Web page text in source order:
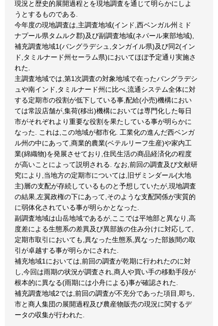
現況と歴史的展開過程とを現地調査を通じて明らかにしよ
うとするものである.
今年度の現地調査は,主調査地域(インド,西ベンガル州ミド
ナプール県タムルク郡)及び副調査地域(ネパール東部地域),
補充調査地域1(バングラデシュ,タンガイル県)及び同2(イン
ド,タミルナード州セーラム県)においてほぼ予定通り実施さ
れた.
主調査地域では,第1次調査の対象地域で在ったバングラデシ
ュや南インド,タミルナード州に比べ,流通システム全体に対
する定期市の役割が低下している事,配給(小売)機構におい
ては常設店舗が,集荷(移出)機構においては専門化した毎日
市がそれぞれより重要な役割を果たしている事が明らかに
なった. これは,この地域が都市化. 工業化の進んだ西ベンガ
ル州の中にあって,商業的農業(ベテルリーフ生産)や家内工
業(綿織物)を発展させており,住民生活の商品経済化の程度
が高いことによって説明される. なお,前回の調査及び文献研
究により,当地方の定期市については,旧ザミンダール(大地
主)層の支配が存続しているものと予想していたが,現地調査
の結果,左翼政権の下にあって,そのような支配関係が実質的
に弱体化されている事が明らかとなった.
副調査地域は山岳地域であるが,ここでは平地部と異なり,高
度差による生態系の差異及び異部族の住み分けに対応して,
定期市取引においても,異なった生態系,異なった部族間の取
引が卓越する事が明らかにされた.
補充地域1においては,前回の調査が乾期に行われたのに対
し,今回は雨期の状況が調査され,商人や買い手の移動手段が
根本的に異なる(雨期には小舟による)事が確認された.
補充調査地域2では,前回の調査が不充分であった項目,即ち,
市と商人集団の展開過程及び農産物販売の現況に関するデ
ータの収集が行われた.